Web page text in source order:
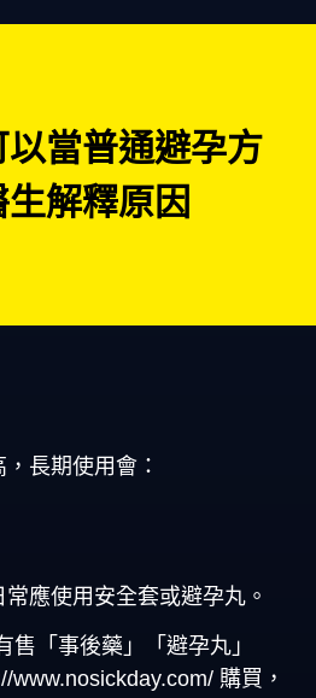
當普通避孕方
解釋原因
長期使用會：
應使用安全套或避孕丸。
售「事後藥」「避孕丸」
www.nosickday.com/ 購買，